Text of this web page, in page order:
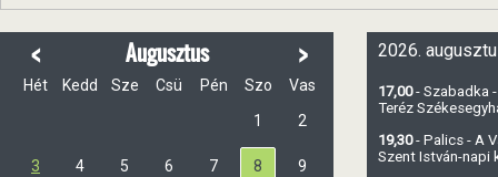
< Augusztus >
Hét Kedd Sze Csü Pén Szo
Vas
1
2
3 4 5 6 7 8 9
2026.
17,00- Szabadka
Teréz
19,30- Palics - A
Szent István-napi